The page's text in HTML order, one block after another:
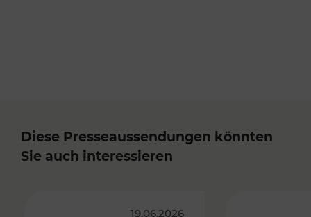
Diese Presseaussendungen könnten
Sie auch interessieren
19.06.2026